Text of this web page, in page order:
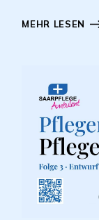
MEHR LESEN